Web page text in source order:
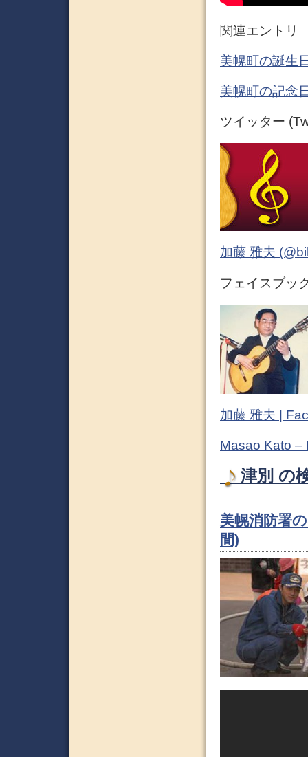
関連エントリ
美幌町の誕生
美幌町の記念
ツイッター
加藤 雅夫
フェイスブッ
加藤 雅夫 |
Masao Kato –
津別 の
美幌消防署
間)